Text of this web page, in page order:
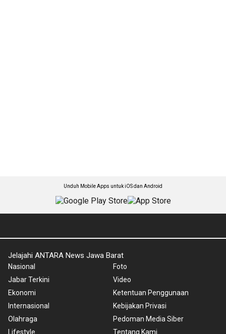
Unduh Mobile Apps untuk iOS dan Android
Jelajahi ANTARA News Jawa Barat
Nasional
Jabar Terkini
Ekonomi
Internasional
Olahraga
Lifestyle
Foto
Video
Ketentuan Penggunaan
Kebijakan Privasi
Pedoman Media Siber
Tentang Kami